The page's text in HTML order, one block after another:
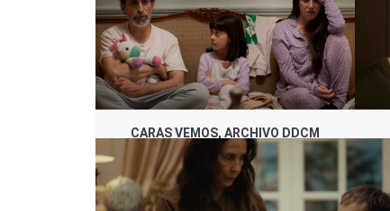
CARAS VEMOS, ARCHIVO DDCM